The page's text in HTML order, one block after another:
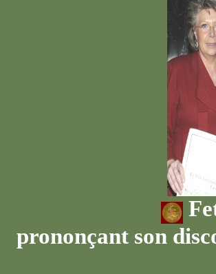
prononçant son